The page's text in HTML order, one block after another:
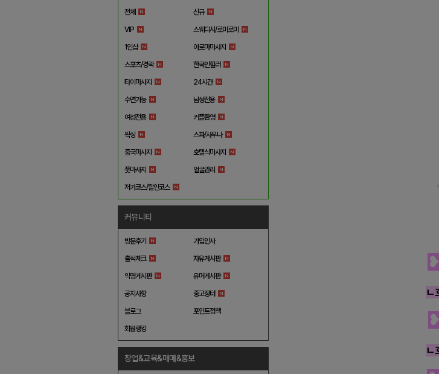
전체 신규
VIP 스웨디시/로미로미
1인샵 아로마마사지
스포츠/경락 한국인힐러
타이마사지 24시간
수면가능 남성전용
여성전용 커플환영
왁싱 스파/사우나
중국마사지 호텔식마사지
풋마사지 얼굴관리
저가코스/할인코스
커뮤니티
방문후기 가입인사
출석체크 자유게시판
익명게시판 유머게시판
공지사항 중고장터
블로그 포인트정책
회원랭킹
창업&교육&매매&홍보
❥
❥